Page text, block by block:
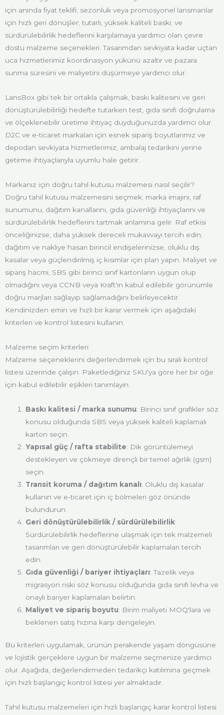
için anında fiyat teklifi; sezonluk veya promosyonel lansmanlar
için hızlı geri dönüşler; tutarlı, yüksek kaliteli baskı; ve
sürdürülebilirlik hedeflerini karşılamaya yardımcı olan çevre
dostu malzeme seçenekleri. Tasarımdan sevkiyata kadar uçtan
uca hizmetlerimiz koordinasyon yükünü azaltır ve pazara
sunma süresini ve maliyetini düşürmeye yardımcı olur.
LansBox gibi tek bir ortakla çalışmak, baskı kalitesini ve geri
dönüştürülebilirliği hedefte tutarken test, gıda sınıfı doğrulama
ve ölçeklenebilir üretime ihtiyaç duyduğunuzda yardımcı olur.
D2C ve e-ticaret markaları için esnek sipariş boyutlarımız ve
depodan sevkiyata hizmetlerimiz, ambalaj tedarikini yerine
getirme ihtiyaçlarıyla uyumlu hale getirir.
Markanız için doğru tahıl kutusu malzemesi nasıl seçilir?
Doğru tahıl kutusu malzemesini seçmek; marka imajını, raf
sunumunu, dağıtım kanallarını, gıda güvenliği ihtiyaçlarını ve
sürdürülebilirlik hedeflerini tartmak anlamına gelir. Raf etkisi
önceliğinizse, daha yüksek dereceli mukavvayı tercih edin;
dağıtım ve nakliye hasarı birincil endişelerinizse, oluklu dış
kasalar veya güçlendirilmiş iç kısımlar için plan yapın. Maliyet ve
sipariş hacmi, SBS gibi birinci sınıf kartonların uygun olup
olmadığını veya CCNB veya Kraft'ın kabul edilebilir görünümle
doğru marjları sağlayıp sağlamadığını belirleyecektir.
Kendinizden emin ve hızlı bir karar vermek için aşağıdaki
kriterleri ve kontrol listesini kullanın.
Malzeme seçim kriterleri
Malzeme seçeneklerini değerlendirmek için bu sıralı kontrol
listesi üzerinde çalışın. Paketlediğiniz SKU'ya göre her bir öğe
için kabul edilebilir eşikleri tanımlayın.
Baskı kalitesi / marka sunumu: Birinci sınıf grafikler söz
konusu olduğunda SBS veya yüksek kaliteli kaplamalı
karton seçin.
Yapısal güç / rafta stabilite: Dik görüntülemeyi
destekleyen ve çökmeye dirençli bir temel ağırlık (gsm)
seçin.
Transit koruma / dağıtım kanalı: Oluklu dış kasalar
kullanın ve e-ticaret için iç bölmeleri göz önünde
bulundurun.
Geri dönüştürülebilirlik / sürdürülebilirlik:
Sürdürülebilirlik hedeflerine ulaşmak için tek malzemeli
tasarımları ve geri dönüştürülebilir kaplamaları tercih
edin.
Gıda güvenliği / bariyer ihtiyaçları: Tazelik veya
migrasyon riski söz konusu olduğunda gıda sınıfı levha ve
onaylı bariyer kaplamaları belirtin.
Maliyet ve sipariş boyutu: Birim maliyeti MOQ'lara ve
beklenen satış hızına karşı dengeleyin.
Bu kriterleri uygulamak, ürünün perakende yaşam döngüsüne
ve lojistik gerçeklere uygun bir malzeme seçmenize yardımcı
olur. Aşağıda, değerlendirmeden tedarikçi katılımına geçmek
için hızlı başlangıç kontrol listesi yer almaktadır.
Tahıl kutusu malzemeleri için hızlı başlangıç karar kontrol listesi